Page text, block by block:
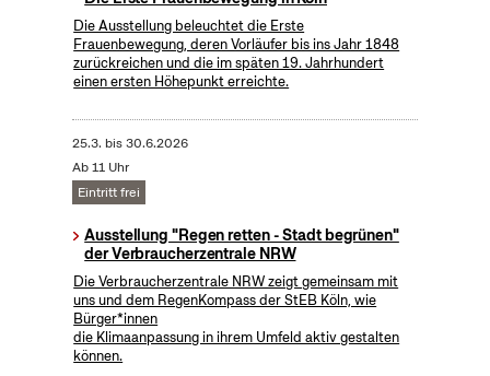
Die Ausstellung beleuchtet die Erste
Frauenbewegung, deren Vorläufer bis ins Jahr 1848
zurückreichen und die im späten 19. Jahrhundert
einen ersten Höhepunkt erreichte.
25.3. bis30.6.2026
Ab 11 Uhr
Eintritt frei
Ausstellung "Regen retten - Stadt begrünen"
der Verbraucherzentrale NRW
Die Verbraucherzentrale NRW zeigt gemeinsam mit
uns und dem RegenKompass der StEB Köln, wie
Bürger*innen
die Klimaanpassung in ihrem Umfeld aktiv gestalten
können.